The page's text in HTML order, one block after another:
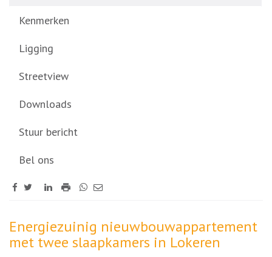
Kenmerken
Ligging
Streetview
Downloads
Stuur bericht
Bel ons
Omschrijving
Energiezuinig nieuwbouwappartement
met twee slaapkamers in Lokeren